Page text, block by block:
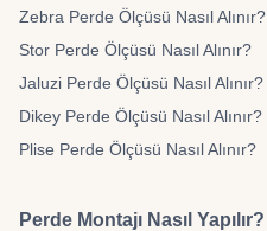
Zebra Perde Ölçüsü Nasıl Alınır?
Stor Perde Ölçüsü Nasıl Alınır?
Jaluzi Perde Ölçüsü Nasıl Alınır?
Dikey Perde Ölçüsü Nasıl Alınır?
Plise Perde Ölçüsü Nasıl Alınır?
Perde Montajı Nasıl Yapılır?